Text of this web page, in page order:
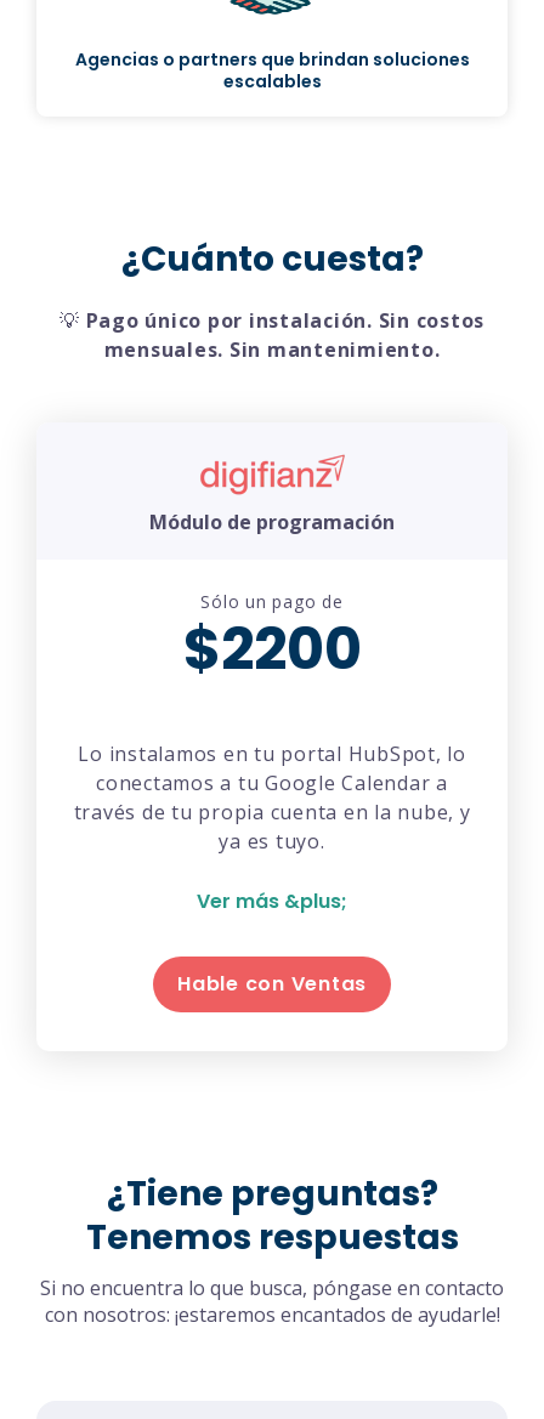
Agencias o partners que brindan soluciones
escalables
¿Cuánto cuesta?
💡 Pago único por instalación. Sin costos
mensuales. Sin mantenimiento.
Módulo de programación
Sólo un pago de
$2200
Lo instalamos en tu portal HubSpot, lo
conectamos a tu Google Calendar a
través de tu propia cuenta en la nube, y
ya es tuyo.
Ver más &plus;
Pago único
Reuniones Round Robin
✅ Sí
Reuniones de grupo
Hable con Ventas
¿Tiene preguntas?
Tenemos respuestas
Si no encuentra lo que busca, póngase en contacto
con nosotros: ¡estaremos encantados de ayudarle!